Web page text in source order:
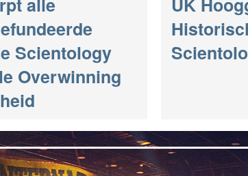
Scientology
Overwinning